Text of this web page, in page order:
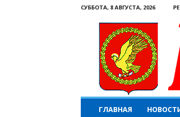
СУББОТА, 8 АВГУСТА, 2026
ГЛАВНАЯ